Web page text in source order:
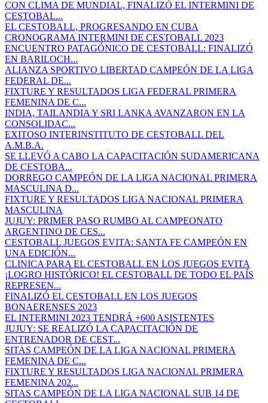
CON CLIMA DE MUNDIAL, FINALIZÓ EL INTERMINI DE
CESTOBAL...
EL CESTOBALL, PROGRESANDO EN CUBA
CRONOGRAMA INTERMINI DE CESTOBALL 2023
ENCUENTRO PATAGÓNICO DE CESTOBALL: FINALIZÓ
EN BARILOCH...
ALIANZA SPORTIVO LIBERTAD CAMPEÓN DE LA LIGA
FEDERAL DE...
FIXTURE Y RESULTADOS LIGA FEDERAL PRIMERA
FEMENINA DE C...
INDIA, TAILANDIA Y SRI LANKA AVANZARON EN LA
CONSOLIDAC...
EXITOSO INTERINSTITUTO DE CESTOBALL DEL
A.M.B.A.
SE LLEVÓ A CABO LA CAPACITACIÓN SUDAMERICANA
DE CESTOBA...
DORREGO CAMPEÓN DE LA LIGA NACIONAL PRIMERA
MASCULINA D...
FIXTURE Y RESULTADOS LIGA NACIONAL PRIMERA
MASCULINA
JUJUY: PRIMER PASO RUMBO AL CAMPEONATO
ARGENTINO DE CES...
CESTOBALL JUEGOS EVITA: SANTA FE CAMPEÓN EN
UNA EDICIÓN...
CLINICA PARA EL CESTOBALL EN LOS JUEGOS EVITA
¡LOGRO HISTÓRICO! EL CESTOBALL DE TODO EL PAÍS
REPRESEN...
FINALIZÓ EL CESTOBALL EN LOS JUEGOS
BONAERENSES 2023
EL INTERMINI 2023 TENDRÁ +600 ASISTENTES
JUJUY: SE REALIZÓ LA CAPACITACIÓN DE
ENTRENADOR DE CEST...
SITAS CAMPEÓN DE LA LIGA NACIONAL PRIMERA
FEMENINA DE C...
FIXTURE Y RESULTADOS LIGA NACIONAL PRIMERA
FEMENINA 202...
SITAS CAMPEÓN DE LA LIGA NACIONAL SUB 14 DE